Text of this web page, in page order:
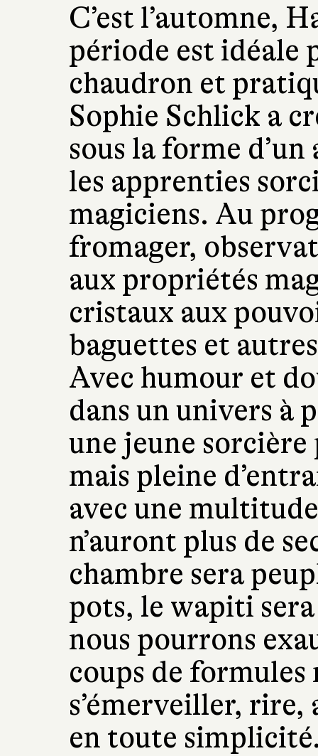
C’est l’automne,
période est idéale
chaudron et
Sophie Schlick a
sous la forme
les apprenties
magiciens. Au
fromager,
aux propriétés
cristaux aux
baguettes et
Avec humour et
dans un univers à
une jeune sorcière
mais pleine
avec une
n’auront plus de
chambre sera
pots, le wapiti
nous pourrons
coups de formules
s’émerveiller, rire,
en toute